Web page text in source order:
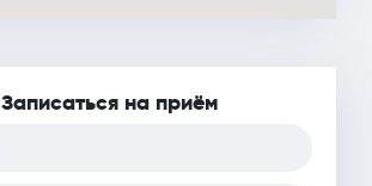
Записаться на приём